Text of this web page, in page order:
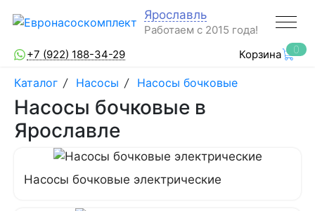
Ярославль
Работаем с 2015 года!
+7 (922) 188-34-29
Корзина 0
Каталог / Насосы / Насосы бочковые
Насосы бочковые в
Ярославле
Насосы бочковые электрические